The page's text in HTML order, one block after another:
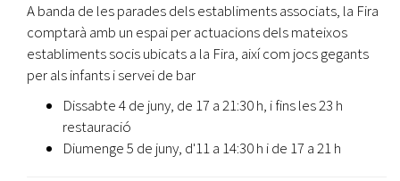
A banda de les parades dels establiments associats, la Fira
comptarà amb un espai per actuacions dels mateixos
establiments socis ubicats a la Fira, així com jocs gegants
per als infants i servei de bar
Dissabte 4 de juny, de 17 a 21:30 h, i fins les 23 h
restauració
Diumenge 5 de juny, d'11 a 14:30 h i de 17 a 21 h